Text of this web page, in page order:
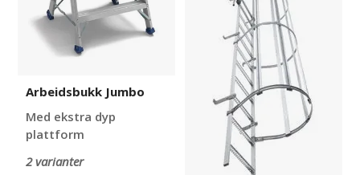
Arbeidsbukk Jumbo
Med ekstra dyp
plattform
2 varianter